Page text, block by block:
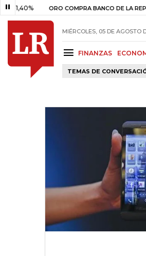
ORO COMPRA BANCO DE LA
MIÉRCOLES, 05 DE AGOSTO
FINANZAS
TEMAS DE